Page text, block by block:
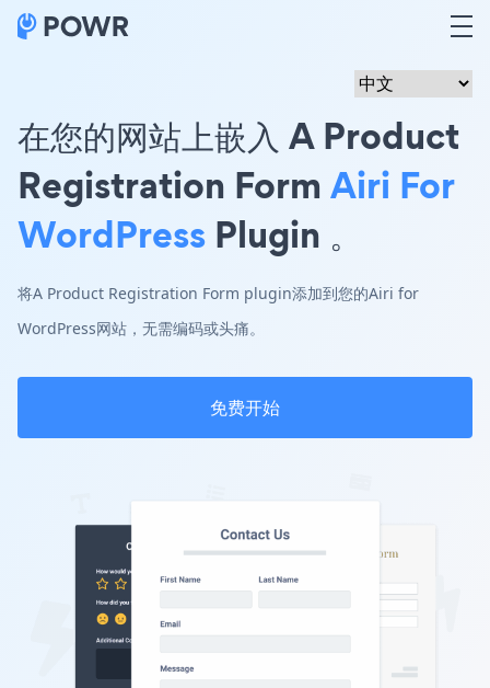
在您的网站上嵌入 A Product
Registration Form Airi For
WordPress Plugin 。
将A Product Registration Form plugin添加到您的Airi for
WordPress网站，无需编码或头痛。
免费开始